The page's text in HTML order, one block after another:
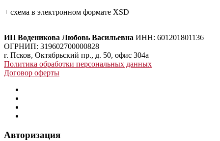
+ схема в электронном формате XSD
ИП Воденикова Любовь Васильевна ИНН: 601201801136
ОГРНИП: 319602700000828
г. Псков, Октябрьский пр., д. 50, офис 304а
Политика обработки персональных данных
Договор оферты
Авторизация